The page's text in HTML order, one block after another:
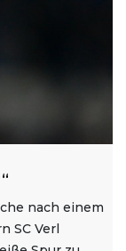
nach einem
SC Verl